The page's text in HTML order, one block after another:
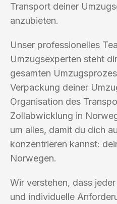
Transport deiner
anzubieten.
Unser professionelles
Umzugsexperten steht
gesamten
Verpackung deiner
Organisation des
Zollabwicklung in
um alles, damit du dich
konzentrieren kannst:
Norwegen.
Wir verstehen, dass
und individuelle